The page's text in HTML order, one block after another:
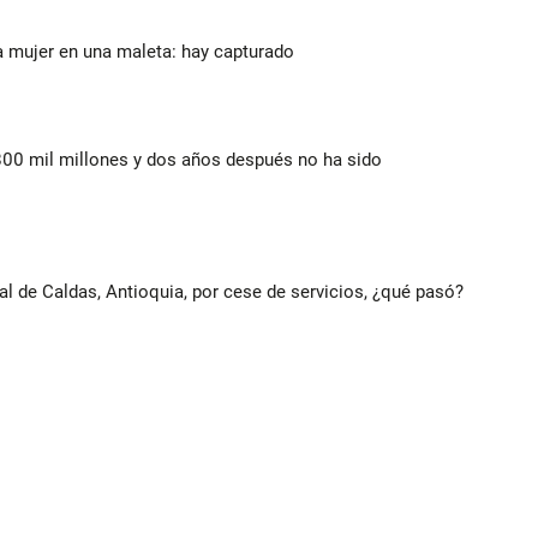
en una maleta: hay capturado
mil millones y dos años después no ha sido
de Caldas, Antioquia, por cese de servicios, ¿qué pasó?